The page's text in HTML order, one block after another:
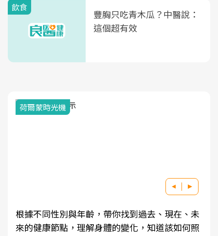
飲食
豐胸只吃青木瓜？中醫說：
這個超有效
荷爾蒙時光機
根據不同性別與年齡，帶你找到過去、現在、未
來的健康節點，理解身體的變化，知道該如何照